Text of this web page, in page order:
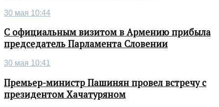
30 мая 10:44
С официальным визитом в Армению прибыла
председатель Парламента Словении
30 мая 10:41
Премьер-министр Пашинян провел встречу с
президентом Хачатуряном